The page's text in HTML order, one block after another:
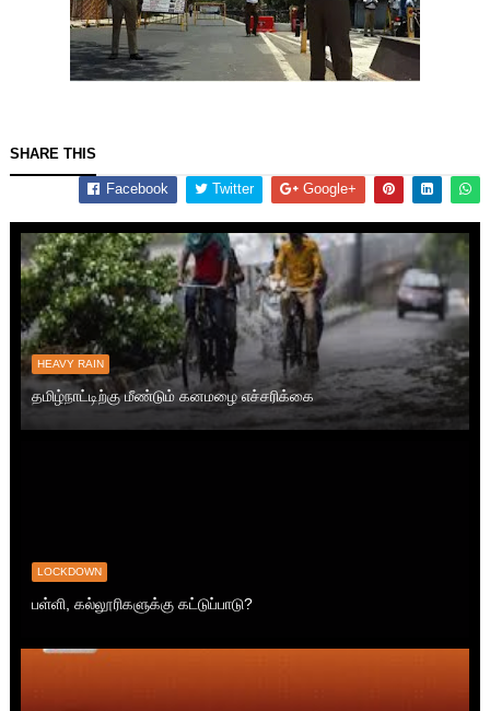
SHARE THIS
Facebook Twitter Google+
HEAVY RAIN
தமிழ்நாட்டிற்கு மீண்டும் கனமழை எச்சரிக்கை
LOCKDOWN
பள்ளி, கல்லூரிகளுக்கு கட்டுப்பாடு?